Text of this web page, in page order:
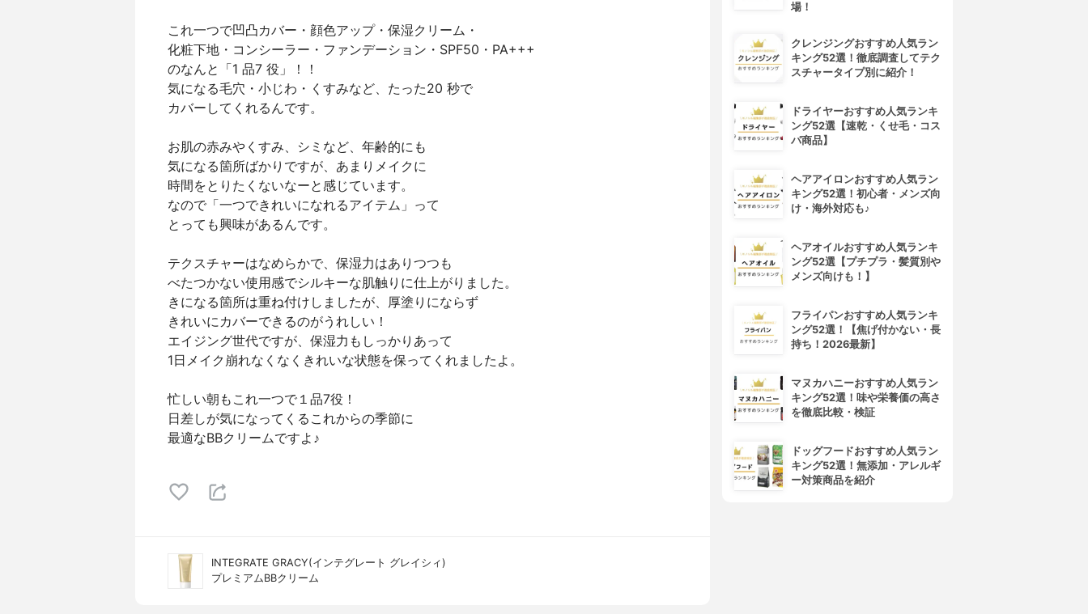
これ一つで凹凸カバー・顔色アップ・保湿クリーム・
化粧下地・コンシーラー・ファンデーション・SPF50・PA+++
のなんと「1 品7 役」！！
気になる毛穴・小じわ・くすみなど、たった20 秒で
カバーしてくれるんです。
お肌の赤みやくすみ、シミなど、年齢的にも
気になる箇所ばかりですが、あまりメイクに
時間をとりたくないなーと感じています。
なので「一つできれいになれるアイテム」って
とっても興味があるんです。
テクスチャーはなめらかで、保湿力はありつつも
べたつかない使用感でシルキーな肌触りに仕上がりました。
きになる箇所は重ね付けしましたが、厚塗りにならず
きれいにカバーできるのがうれしい！
エイジング世代ですが、保湿力もしっかりあって
1日メイク崩れなくなくきれいな状態を保ってくれましたよ。
忙しい朝もこれ一つで１品7役！
日差しが気になってくるこれからの季節に
最適なBBクリームですよ♪
INTEGRATE GRACY(インテグレート グレイシィ)
プレミアムBBクリーム
場！
クレンジングおすすめ人気ラン
キング52選！徹底調査してテク
スチャータイプ別に紹介！
ドライヤーおすすめ人気ランキ
ング52選【速乾・くせ毛・コス
パ商品】
ヘアアイロンおすすめ人気ラン
キング52選！初心者・メンズ向
け・海外対応も♪
ヘアオイルおすすめ人気ランキ
ング52選【プチプラ・髪質別や
メンズ向けも！】
フライパンおすすめ人気ランキ
ング52選！【焦げ付かない・長
持ち！2026最新】
マヌカハニーおすすめ人気ラン
キング52選！味や栄養価の高さ
を徹底比較・検証
ドッグフードおすすめ人気ラン
キング52選！無添加・アレルギ
ー対策商品を紹介